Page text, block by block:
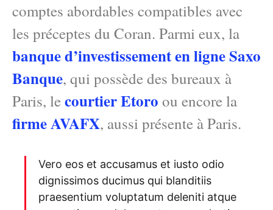
comptes abordables compatibles avec
les préceptes du Coran. Parmi eux, la
banque d’investissement en ligne Saxo
Banque, qui possède des bureaux à
Paris, lecourtier Etoro ou encore la
firme AVAFX, aussi présente à Paris.
Vero eos et accusamus et iusto odio
dignissimos ducimus qui blanditiis
praesentium voluptatum deleniti atque